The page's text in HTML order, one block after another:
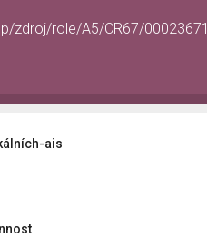
zdroj/role/A5/CR67/00023671
ais